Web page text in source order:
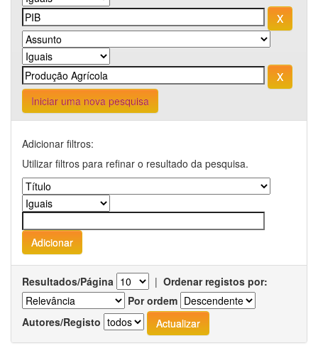
Iniciar uma nova pesquisa
Adicionar filtros:
Utilizar filtros para refinar o resultado da pesquisa.
Resultados/Página | Ordenar registos por:
Por ordem
Autores/Registo